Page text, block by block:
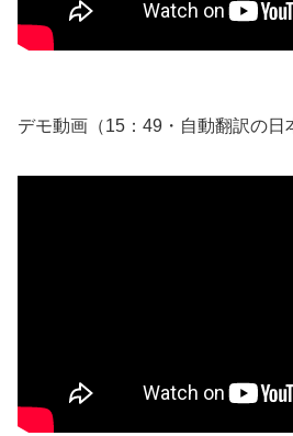
デモ動画（15：49・自動翻訳の日